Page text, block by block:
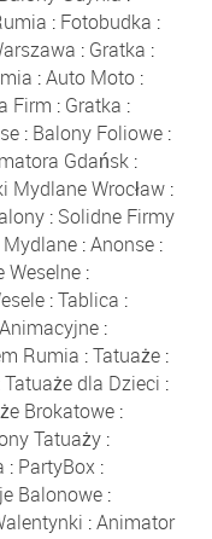
: Fotobudka :
: Gratka :
:Auto Moto :
Firm : Gratka :
: Balony Foliowe :
Gdańsk :
Mydlane Wrocław:
: Solidne Firmy
:Anonse:
Weselne :
:Tablica :
:
Rumia :Tatuaże:
Tatuaże dla Dzieci :
Brokatowe:
Tatuaży :
: PartyBox:
Balonowe :
:Animator